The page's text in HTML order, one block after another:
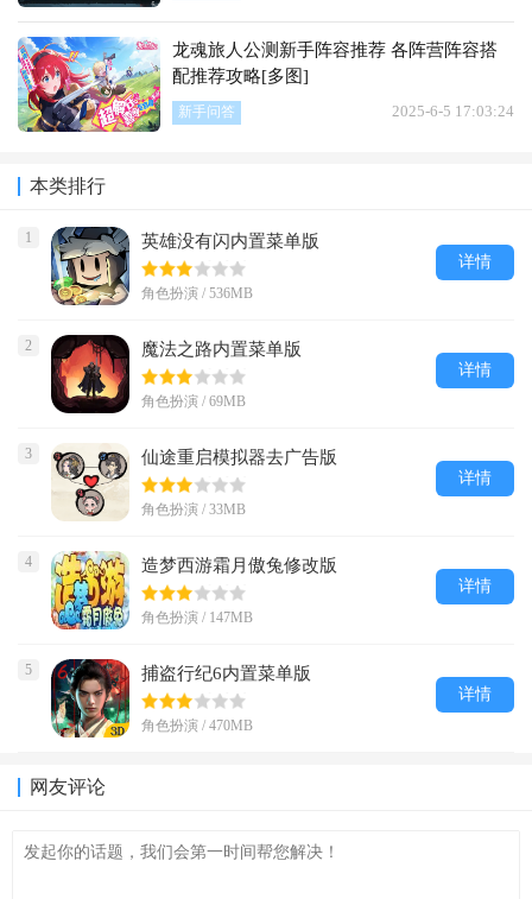
龙魂旅人公测新手阵容推荐 各阵营阵容搭
配推荐攻略[多图]
新手问答 2025-6-5 17:03:24
本类排行
1 英雄没有闪内置菜单版
角色扮演 / 536MB
详情
2 魔法之路内置菜单版
角色扮演 / 69MB
详情
3 仙途重启模拟器去广告版
角色扮演 / 33MB
详情
4 造梦西游霜月傲兔修改版
角色扮演 / 147MB
详情
5 捕盗行纪6内置菜单版
角色扮演 / 470MB
详情
网友评论